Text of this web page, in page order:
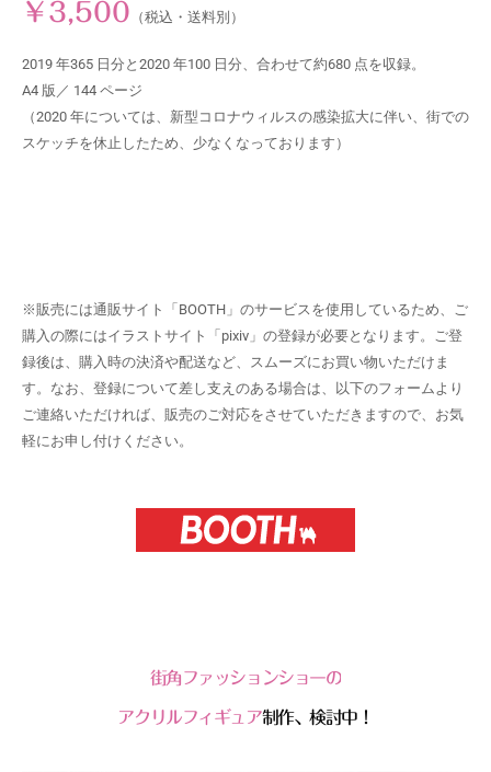
￥3,500 （税込・送料別）
2019 年365 日分と2020 年100 日分、合わせて約680 点を収録。
A4 版／ 144 ページ
（2020 年については、新型コロナウィルスの感染拡大に伴い、街での
スケッチを休止したため、少なくなっております）
※販売には通販サイト「BOOTH」のサービスを使用しているため、ご
購入の際にはイラストサイト「pixiv」の登録が必要となります。ご登
録後は、購入時の決済や配送など、スムーズにお買い物いただけま
す。なお、登録について差し支えのある場合は、以下のフォームより
ご連絡いただければ、販売のご対応をさせていただきますので、お気
軽にお申し付けください。
街角ファッションショーの
アクリルフィギュア制作、検討中！